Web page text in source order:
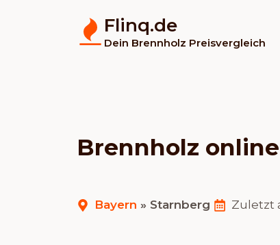
Flinq.de
Dein Brennholz Preisvergleich
Brennholz
Bayern » Starnberg Zuletzt